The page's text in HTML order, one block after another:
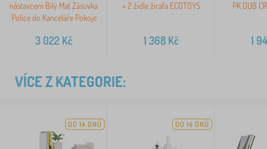
nástavcem Bílý Mat Zásuvka
Police do Kanceláře Pokoje
3 022Kč
+ 2 židle žirafa ECOTOYS
1 368Kč
PK DUB
1
VÍCE Z KATEGORIE:
DO 14 DNŮ DO 14 DNŮ